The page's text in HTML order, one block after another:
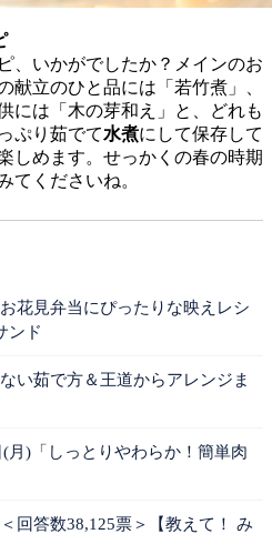
、いかがでしたか？メインのお
献立のひと品には「若竹煮」、
には「木の芽和え」と、どれも
ぷり茹でて水煮にして保存して
しめます。せっかくの春の時期
てくださいね。
花見弁当にぴったりな映えレシ
ンド
い茹で方＆王道からアレンジま
(月)「しっとりやわらか！簡単肉
回答数38,125票＞【教えて！ み